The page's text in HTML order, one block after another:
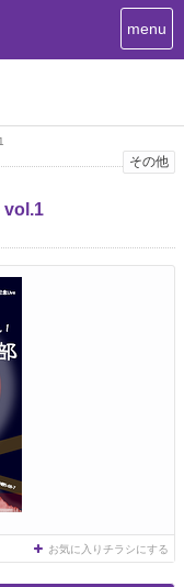
T
o
n
g
a
menu
その他
vol.1
お気に入りチラシにする